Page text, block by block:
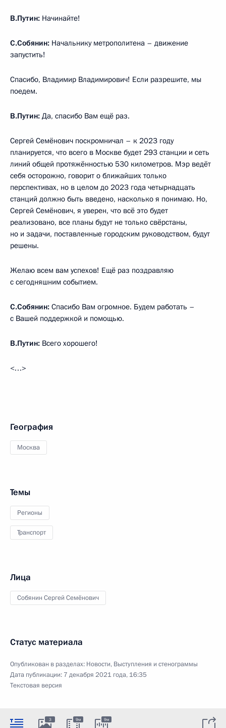
В.Путин: Начинайте!
С.Собянин: Начальнику метрополитена – движение
запустить!
Спасибо, Владимир Владимирович! Если разрешите, мы
поедем.
В.Путин: Да, спасибо Вам ещё раз.
Сергей Семёнович поскромничал – к 2023 году
планируется, что всего в Москве будет 293 станции и сеть
линий общей протяжённостью 530 километров. Мэр ведёт
себя осторожно, говорит о ближайших только
перспективах, но в целом до 2023 года четырнадцать
станций должно быть введено, насколько я понимаю. Но,
Сергей Семёнович, я уверен, что всё это будет
реализовано, все планы будут не только свёрстаны,
но и задачи, поставленные городским руководством, будут
решены.
Желаю всем вам успехов! Ещё раз поздравляю
с сегодняшним событием.
С.Собянин: Спасибо Вам огромное. Будем работать –
с Вашей поддержкой и помощью.
В.Путин: Всего хорошего!
<…>
География
Москва
Темы
Регионы
Транспорт
Лица
Собянин Сергей Семёнович
Статус материала
Опубликован в разделах: Новости, Выступления и стенограммы
Дата публикации: 7 декабря 2021 года, 16:35
Текстовая версия
3 9м 9м